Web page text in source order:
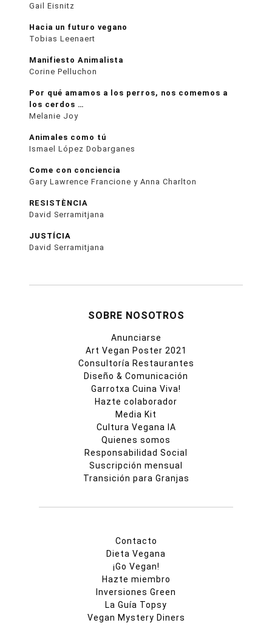
Gail Eisnitz
Hacia un futuro vegano
Tobias Leenaert
Manifiesto Animalista
Corine Pelluchon
Por qué amamos a los perros, nos comemos a
los cerdos …
Melanie Joy
Animales como tú
Ismael López Dobarganes
Come con conciencia
Gary Lawrence Francione y Anna Charlton
RESISTÈNCIA
David Serramitjana
JUSTÍCIA
David Serramitjana
SOBRE NOSOTROS
Anunciarse
Art Vegan Poster 2021
Consultoría Restaurantes
Diseño & Comunicación
Garrotxa Cuina Viva!
Hazte colaborador
Media Kit
Cultura Vegana IA
Quienes somos
Responsabilidad Social
Suscripción mensual
Transición para Granjas
Contacto
Dieta Vegana
¡Go Vegan!
Hazte miembro
Inversiones Green
La Guía Topsy
Vegan Mystery Diners